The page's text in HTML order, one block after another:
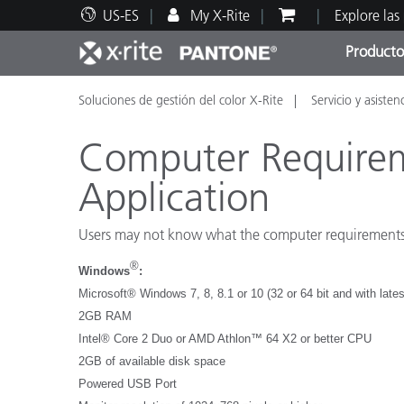
US-ES My X-Rite Explore
Principales productos
Impresión y Empaques
Automotriz
Soporte técnico
Recursos educativos
Soluciones de gestión del color X-Rite Servicio y
Computer
Application
Users may not know what the computer
Windows®:
Microsoft® Windows 7, 8, 8.1 or 10 (32 or 64 bit and with
2GB RAM
Intel® Core 2 Duo or AMD Athlon™ 64 X2 or better CPU
2GB of available disk space
Powered USB Port